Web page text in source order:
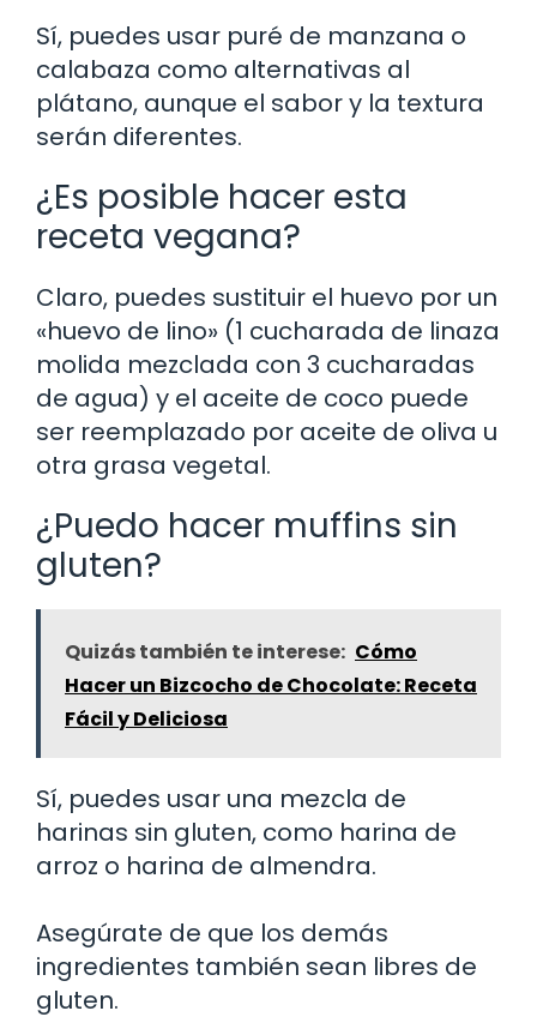
Sí, puedes usar puré de manzana o
calabaza como alternativas al
plátano, aunque el sabor y la textura
serán diferentes.
¿Es posible hacer esta
receta vegana?
Claro, puedes sustituir el huevo por un
«huevo de lino» (1 cucharada de linaza
molida mezclada con 3 cucharadas
de agua) y el aceite de coco puede
ser reemplazado por aceite de oliva u
otra grasa vegetal.
¿Puedo hacer muffins sin
gluten?
Quizás también te interese: Cómo
Hacer un Bizcocho de Chocolate: Receta
Fácil y Deliciosa
Sí, puedes usar una mezcla de
harinas sin gluten, como harina de
arroz o harina de almendra.
Asegúrate de que los demás
ingredientes también sean libres de
gluten.